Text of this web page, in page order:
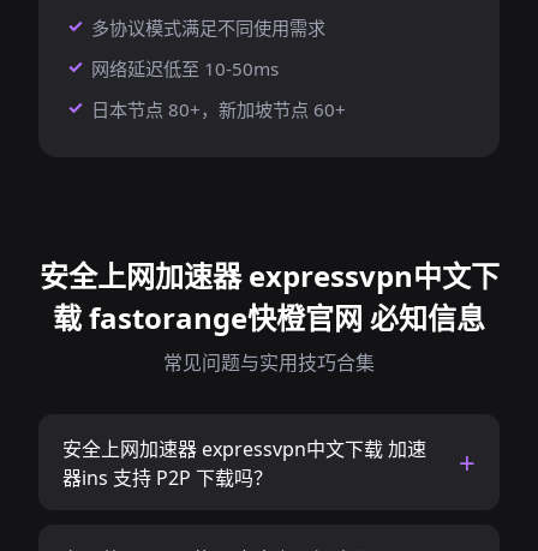
多协议模式满足不同使用需求
网络延迟低至 10-50ms
日本节点 80+，新加坡节点 60+
安全上网加速器 expressvpn中文下
载 fastorange快橙官网 必知信息
常见问题与实用技巧合集
安全上网加速器 expressvpn中文下载 加速
器ins 支持 P2P 下载吗？